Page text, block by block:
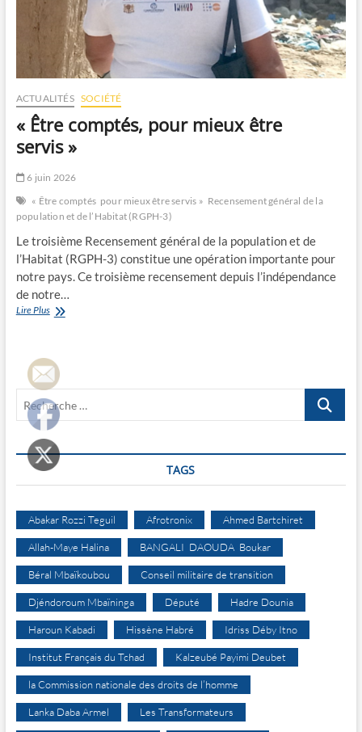
ACTUALITÉS SOCIÉTÉ
« Être comptés, pour mieux être
servis »
6 juin 2026
« Être comptés pour mieux être servis » Recensement général de la
population et de l’Habitat (RGPH-3)
Le troisième Recensement général de la population et de
l’Habitat (RGPH-3) constitue une opération importante pour
notre pays. Ce troisième recensement depuis l’indépendance
de notre…
Lire Plus« Être
être
servis »
Recherche
TAGS
Abakar Rozzi Teguil Afrotronix Ahmed Bartchiret
Allah-Maye Halina BANGALI DAOUDA Boukar
Béral Mbaïkoubou Conseil militaire de transition
Djéndoroum Mbaïninga Député Hadre Dounia
Haroun Kabadi Hissène Habré Idriss Déby Itno
Institut Français du Tchad Kalzeubé Payimi Deubet
la Commission nationale des droits de l’homme
Lanka Daba Armel Les Transformateurs